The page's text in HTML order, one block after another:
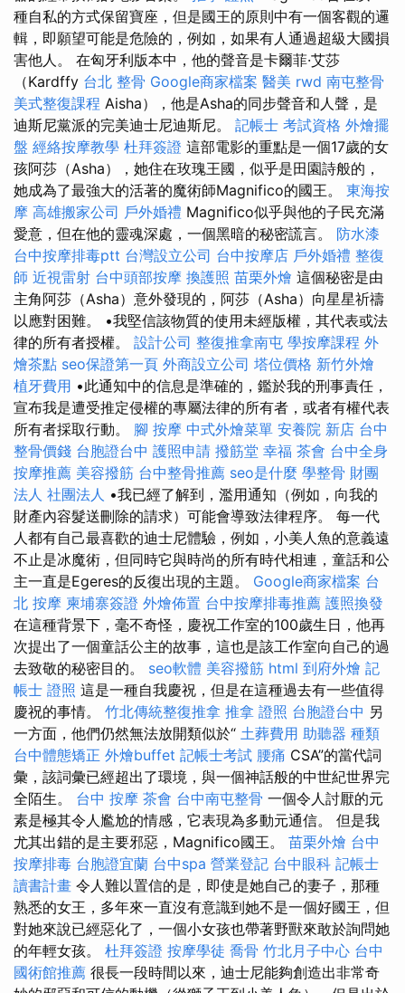
種自私的方式保留寶座，但是國王的原則中有一個客觀的邏
輯，即願望可能是危險的，例如，如果有人通過超級大國損
害他人。 在匈牙利版本中，他的聲音是卡爾菲·艾莎
（Kardffy 台北 整骨 Google商家檔案 醫美 rwd 南屯整骨
美式整復課程 Aisha），他是Asha的同步聲音和人聲，是
迪斯尼黨派的完美迪士尼迪斯尼。 記帳士 考試資格 外燴擺
盤 經絡按摩教學 杜拜簽證 這部電影的重點是一個17歲的女
孩阿莎（Asha），她住在玫瑰王國，似乎是田園詩般的，
她成為了最強大的活著的魔術師Magnifico的國王。 東海按
摩 高雄搬家公司 戶外婚禮 Magnifico似乎與他的子民充滿
愛意，但在他的靈魂深處，一個黑暗的秘密謊言。 防水漆
台中按摩排毒ptt 台灣設立公司 台中按摩店 戶外婚禮 整復
師 近視雷射 台中頭部按摩 換護照 苗栗外燴 這個秘密是由
主角阿莎（Asha）意外發現的，阿莎（Asha）向星星祈禱
以應對困難。 •我堅信該物質的使用未經版權，其代表或法
律的所有者授權。 設計公司 整復推拿南屯 學按摩課程 外
燴茶點 seo保證第一頁 外商設立公司 塔位價格 新竹外燴
植牙費用 •此通知中的信息是準確的，鑑於我的刑事責任，
宣布我是遭受推定侵權的專屬法律的所有者，或者有權代表
所有者採取行動。 腳 按摩 中式外燴菜單 安養院 新店 台中
整骨價錢 台胞證台中 護照申請 撥筋堂 幸福 茶會 台中全身
按摩推薦 美容撥筋 台中整骨推薦 seo是什麼 學整骨 財團
法人 社團法人 •我已經了解到，濫用通知（例如，向我的
財產內容髮送刪除的請求）可能會導致法律程序。 每一代
人都有自己最喜歡的迪士尼體驗，例如，小美人魚的意義遠
不止是冰魔術，但同時它與時尚的所有時代相連，童話和公
主一直是Egeres的反復出現的主題。 Google商家檔案 台
北 按摩 柬埔寨簽證 外燴佈置 台中按摩排毒推薦 護照換發
在這種背景下，毫不奇怪，慶祝工作室的100歲生日，他再
次提出了一個童話公主的故事，這也是該工作室向自己的過
去致敬的秘密目的。 seo軟體 美容撥筋 html 到府外燴 記
帳士 證照 這是一種自我慶祝，但是在這種過去有一些值得
慶祝的事情。 竹北傳統整復推拿 推拿 證照 台胞證台中 另
一方面，他們仍然無法放開類似於“ 土葬費用 助聽器 種類
台中體態矯正 外燴buffet 記帳士考試 腰痛 CSA”的當代詞
彙，該詞彙已經超出了環境，與一個神話般的中世紀世界完
全陌生。 台中 按摩 茶會 台中南屯整骨 一個令人討厭的元
素是極其令人尷尬的情感，它表現為多動元通信。 但是我
尤其出錯的是主要邪惡，Magnifico國王。 苗栗外燴 台中
按摩排毒 台胞證宜蘭 台中spa 營業登記 台中眼科 記帳士
讀書計畫 令人難以置信的是，即使是她自己的妻子，那種
熟悉的女王，多年來一直沒有意識到她不是一個好國王，但
對她來說已經惡化了，一個小女孩也帶著野獸來敢於詢問她
的年輕女孩。 杜拜簽證 按摩學徒 喬骨 竹北月子中心 台中
國術館推薦 很長一段時間以來，迪士尼能夠創造出非常奇